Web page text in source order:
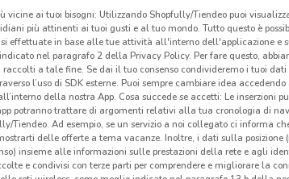
vicine ai tuoi bisogni: Utilizzando Shopfully/Tiendeo puoi
più attinenti ai tuoi gusti e al tuo mondo. Tutto questo è
effettuate in base alle tue attività all'interno dell'applicazione e
nel paragrafo 2 della Privacy Policy. Per fare questo,
a tale fine. Se dai il tuo consenso condivideremo i tuoi dati
l’uso di SDK esterne. Puoi sempre cambiare idea accedendo
della nostra App. Cosa succede se accetti: Le inserzioni
potranno trattare di argomenti relativi alla tua cronologia di
Tiendeo. Ad esempio, se un servizio a noi collegato ci informa
delle offerte a tema vacanze. Inoltre, i dati sulla posizione
insieme alle informazioni sulle prestazioni della rete e agli
e condivisi con terze parti per comprendere e migliorare la